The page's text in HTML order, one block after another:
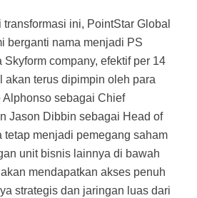
ini, PointStar Global
berganti nama menjadi PS
company, efektif per 14
akan terus dipimpin oleh para
sebagai Chief
Jason Dibbin sebagai Head of
tetap menjadi pemegang saham
unit bisnis lainnya di bawah
mendapatkan akses penuh
strategis dan jaringan luas dari